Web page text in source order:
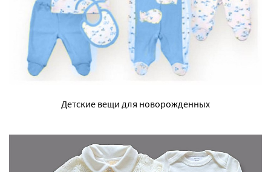
Детские вещи для новорожденных